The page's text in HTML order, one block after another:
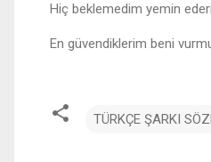
Hiç beklemedim yemin
En güvendiklerim beni
TÜRKÇE ŞARKI